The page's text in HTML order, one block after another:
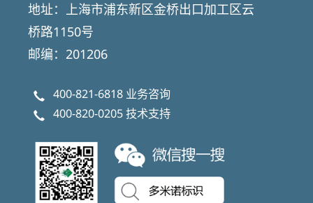
地址：上海市浦东新区金桥出口加工区云
桥路1150号
邮编：201206
400-821-6818 业务咨询
400-820-0205技术支持